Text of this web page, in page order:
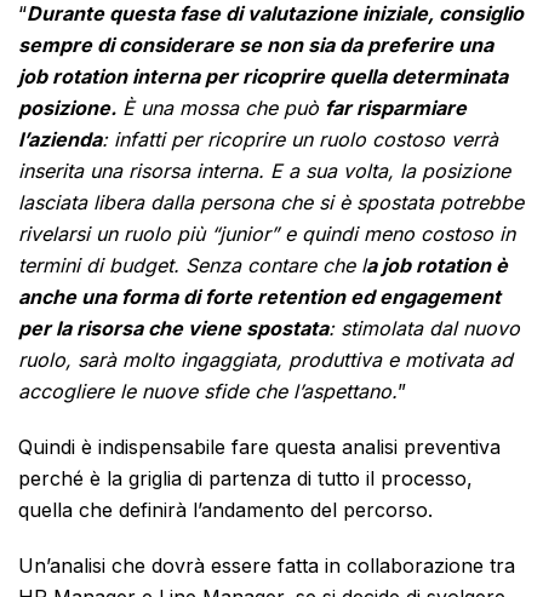
“Durante questa fase di valutazione iniziale, consiglio
sempre di considerare se non sia da preferire una
job rotation interna per ricoprire quella determinata
posizione. È una mossa che può far risparmiare
l’azienda: infatti per ricoprire un ruolo costoso verrà
inserita una risorsa interna. E a sua volta, la posizione
lasciata libera dalla persona che si è spostata potrebbe
rivelarsi un ruolo più “junior” e quindi meno costoso in
termini di budget. Senza contare che la job rotation è
anche una forma di forte retention ed engagement
per la risorsa che viene spostata: stimolata dal nuovo
ruolo, sarà molto ingaggiata, produttiva e motivata ad
accogliere le nuove sfide che l’aspettano.”
Quindi è indispensabile fare questa analisi preventiva
perché è la griglia di partenza di tutto il processo,
quella che definirà l’andamento del percorso.
Un’analisi che dovrà essere fatta in collaborazione tra